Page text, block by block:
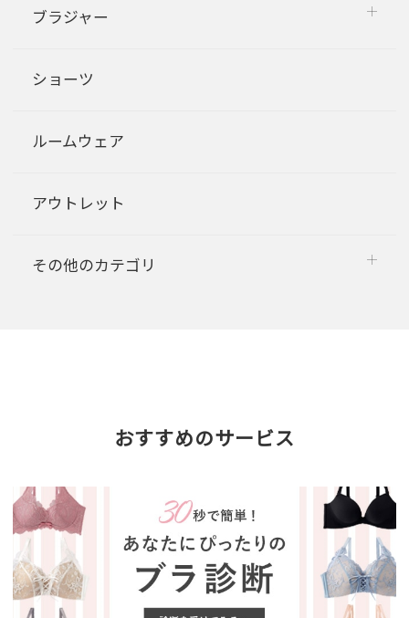
ブラジャー
ショーツ
ルームウェア
アウトレット
その他のカテゴリ
おすすめのサービス